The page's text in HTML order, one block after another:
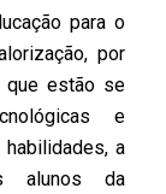
para o
por
que estão se
e
a
alunos da